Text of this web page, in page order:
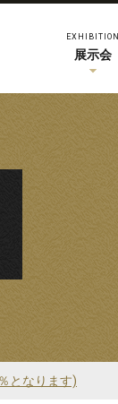
EXHIBITION
展示会
となります)